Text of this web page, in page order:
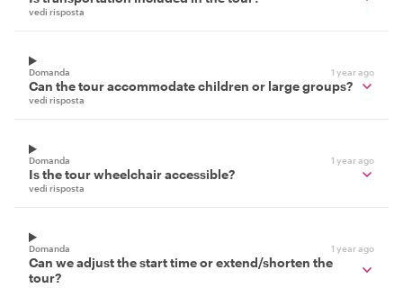
vedi risposta
Domanda 1 year ago
Can the tour accommodate children or large groups?
vedi risposta
Domanda 1 year ago
Is the tour wheelchair accessible?
vedi risposta
Domanda 1 year ago
Can we adjust the start time or extend/shorten the
tour?